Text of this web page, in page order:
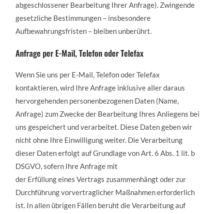
abgeschlossener Bearbeitung Ihrer Anfrage). Zwingende
gesetzliche Bestimmungen – insbesondere
Aufbewahrungsfristen – bleiben unberührt.
Anfrage per E-Mail, Telefon oder Telefax
Wenn Sie uns per E-Mail, Telefon oder Telefax
kontaktieren, wird Ihre Anfrage inklusive aller daraus
hervorgehenden personenbezogenen Daten (Name,
Anfrage) zum Zwecke der Bearbeitung Ihres Anliegens bei
uns gespeichert und verarbeitet. Diese Daten geben wir
nicht ohne Ihre Einwilligung weiter. Die Verarbeitung
dieser Daten erfolgt auf Grundlage von Art. 6 Abs. 1 lit. b
DSGVO, sofern Ihre Anfrage mit
der Erfüllung eines Vertrags zusammenhängt oder zur
Durchführung vorvertraglicher Maßnahmen erforderlich
ist. In allen übrigen Fällen beruht die Verarbeitung auf